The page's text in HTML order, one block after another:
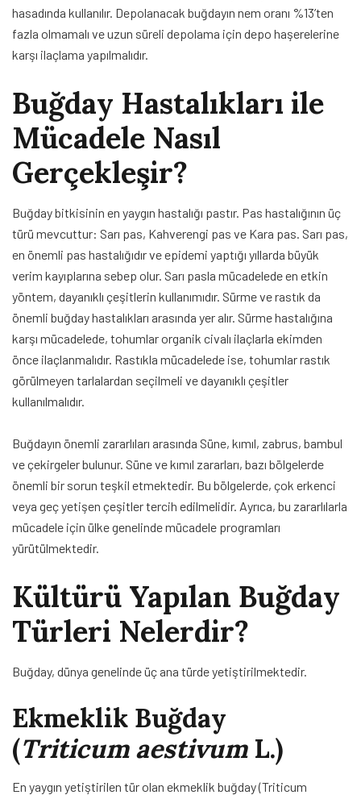
hasadında kullanılır. Depolanacak buğdayın nem oranı %13’ten
fazla olmamalı ve uzun süreli depolama için depo haşerelerine
karşı ilaçlama yapılmalıdır.
Buğday Hastalıkları ile
Mücadele Nasıl
Gerçekleşir?
Buğday bitkisinin en yaygın hastalığı pastır. Pas hastalığının üç
türü mevcuttur: Sarı pas, Kahverengi pas ve Kara pas. Sarı pas,
en önemli pas hastalığıdır ve epidemi yaptığı yıllarda büyük
verim kayıplarına sebep olur. Sarı pasla mücadelede en etkin
yöntem, dayanıklı çeşitlerin kullanımıdır. Sürme ve rastık da
önemli buğday hastalıkları arasında yer alır. Sürme hastalığına
karşı mücadelede, tohumlar organik civalı ilaçlarla ekimden
önce ilaçlanmalıdır. Rastıkla mücadelede ise, tohumlar rastık
görülmeyen tarlalardan seçilmeli ve dayanıklı çeşitler
kullanılmalıdır.
Buğdayın önemli zararlıları arasında Süne, kımıl, zabrus, bambul
ve çekirgeler bulunur. Süne ve kımıl zararları, bazı bölgelerde
önemli bir sorun teşkil etmektedir. Bu bölgelerde, çok erkenci
veya geç yetişen çeşitler tercih edilmelidir. Ayrıca, bu zararlılarla
mücadele için ülke genelinde mücadele programları
yürütülmektedir.
Kültürü Yapılan Buğday
Türleri Nelerdir?
Buğday, dünya genelinde üç ana türde yetiştirilmektedir.
Ekmeklik Buğday
(Triticum aestivum L.)
En yaygın yetiştirilen tür olan ekmeklik buğday (Triticum